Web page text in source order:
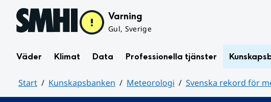
Hoppa till sidans innehåll Varning
Gul, Sverige
Väder Klimat Data Professionella tjänster
Start Kunskapsbanken Meteorologi Svenska rekord för